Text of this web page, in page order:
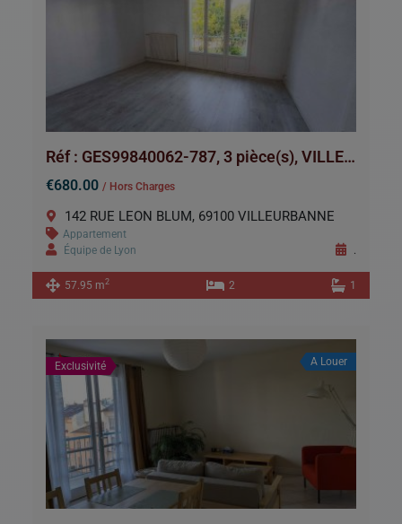
Réf : GES99840062-787, 3 pièce(s), VILLEURBANNE
€680.00 / Hors Charges
142 RUE LEON BLUM, 69100 VILLEURBANNE
Appartement
Équipe de Lyon
57.95 m2 2 1
Exclusivité A Louer